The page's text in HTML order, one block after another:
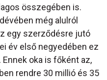
összegében is.
még alulról
egy szerződésre jutó
év első negyedében ez
oka is főként az,
rendre 30 millió és 35